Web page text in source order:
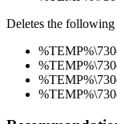
Deletes the following